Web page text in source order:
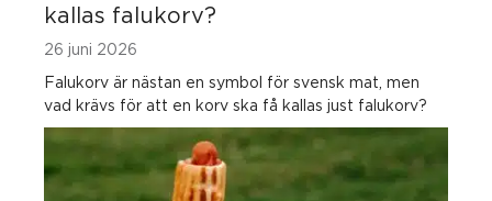
kallas falukorv?
26 juni 2026
Falukorv är nästan en symbol för svensk mat, men
vad krävs för att en korv ska få kallas just falukorv?